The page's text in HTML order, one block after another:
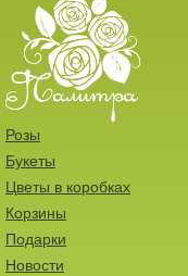
Розы
Букеты
Цветы в коробках
Корзины
Подарки
Новости